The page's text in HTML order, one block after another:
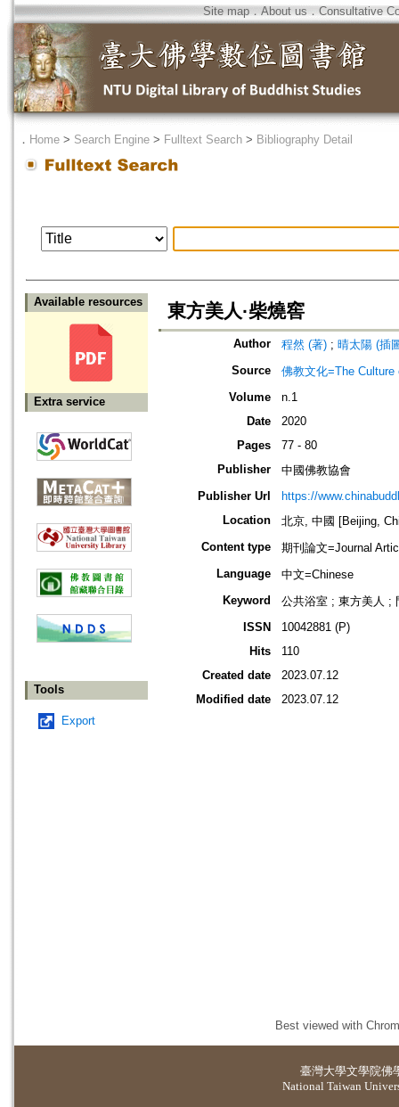
Site map．About us ． Consultative
． Home > Search Engine > Fulltext Search > Bibliography Detail
Available resources
Extra service
Tools
Export
東方美人·柴燒窖
Author 程然 (著) ; 晴太陽 (插
Source
佛教文化=The
Volume
n.1
Date
2020
Pages
77 - 80
Publisher
中國佛教協會
Publisher Url
https://
Location
北京, 中國 [Beijing,
Content type
期刊論文=Journal
Language
中文=Chinese
Keyword
公共浴室 ; 東方美人 ;
ISSN
10042881 (P)
Hits
110
Created date
2023.07.12
Modified date
2023.07.12
Best viewed with
臺灣大學文學院佛
National Taiwan